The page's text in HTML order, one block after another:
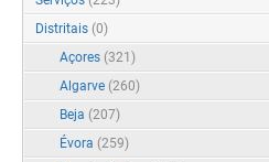
Distritais (0)
Açores (321)
Algarve (260)
Beja (207)
Évora (259)